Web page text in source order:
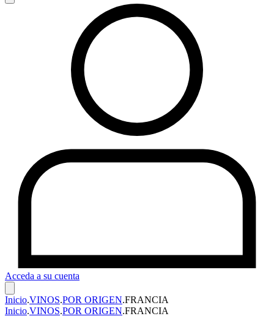
Acceda a su cuenta
Inicio.VINOS.POR ORIGEN.FRANCIA
Inicio.VINOS.POR ORIGEN.FRANCIA